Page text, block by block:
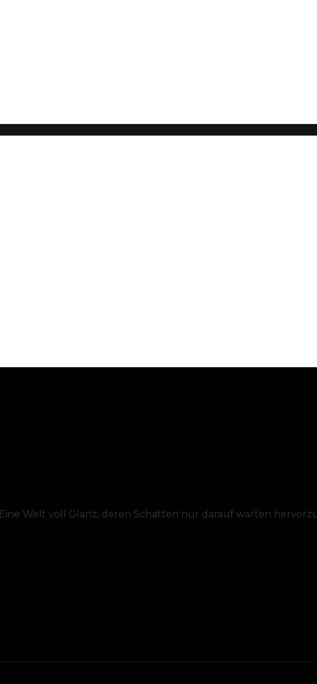
Eine Welt voll Glanz, deren Schatten nur darauf warten